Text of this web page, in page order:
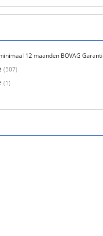
12 maanden BOVAG
(507)
(1)